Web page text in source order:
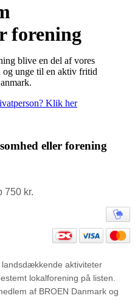
forening
blive en del af vores
og unge til en aktiv fritid
Klik her
eller forening